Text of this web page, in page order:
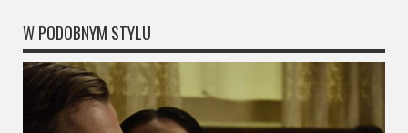
W PODOBNYM STYLU